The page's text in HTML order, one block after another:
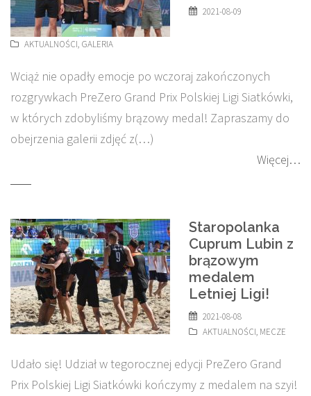
2021-08-09
AKTUALNOŚCI, GALERIA
Wciąż nie opadły emocje po wczoraj zakończonych
rozgrywkach PreZero Grand Prix Polskiej Ligi Siatkówki,
w których zdobyliśmy brązowy medal! Zapraszamy do
obejrzenia galerii zdjęć z(…)
Więcej…
Staropolanka
Cuprum Lubin z
brązowym
medalem
Letniej Ligi!
2021-08-08
AKTUALNOŚCI, MECZE
Udało się! Udział w tegorocznej edycji PreZero Grand
Prix Polskiej Ligi Siatkówki kończymy z medalem na szyi!